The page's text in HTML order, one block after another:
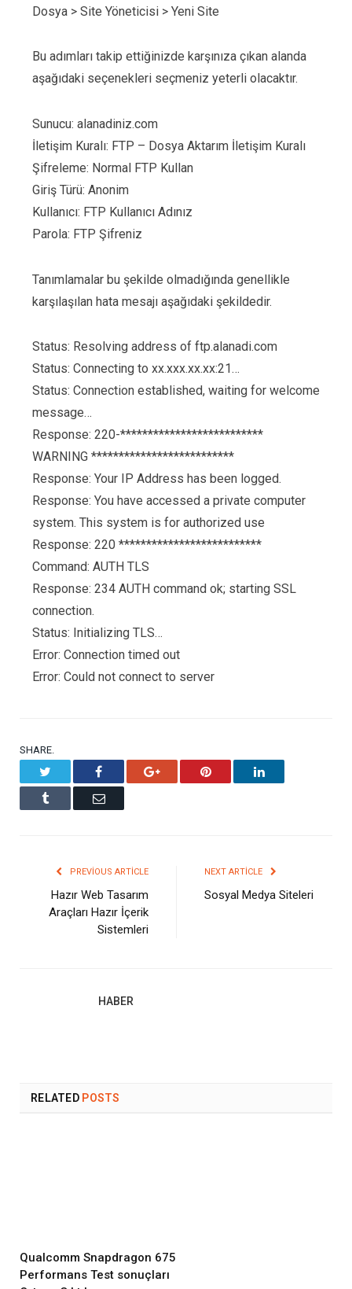
Dosya > Site Yöneticisi > Yeni Site
Bu adımları takip ettiğinizde karşınıza çıkan alanda
aşağıdaki seçenekleri seçmeniz yeterli olacaktır.
Sunucu: alanadiniz.com
İletişim Kuralı: FTP – Dosya Aktarım İletişim Kuralı
Şifreleme: Normal FTP Kullan
Giriş Türü: Anonim
Kullanıcı: FTP Kullanıcı Adınız
Parola: FTP Şifreniz
Tanımlamalar bu şekilde olmadığında genellikle
karşılaşılan hata mesajı aşağıdaki şekildedir.
Status: Resolving address of ftp.alanadi.com
Status: Connecting to xx.xxx.xx.xx:21…
Status: Connection established, waiting for welcome
message…
Response: 220-**************************
WARNING **************************
Response: Your IP Address has been logged.
Response: You have accessed a private computer
system. This system is for authorized use
Response: 220 **************************
Command: AUTH TLS
Response: 234 AUTH command ok; starting SSL
connection.
Status: Initializing TLS…
Error: Connection timed out
Error: Could not connect to server
SHARE.
Facebook Google+ Pinterest LinkedIn
Tumblr Email
PREVIOUS ARTICLE
Hazır Web Tasarım
Araçları Hazır İçerik
Sistemleri
NEXT ARTICLE
Sosyal Medya Siteleri
HABER
RELATEDPOSTS
Qualcomm Snapdragon 675
Performans Test sonuçları